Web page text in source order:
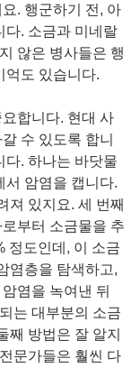
. 행군하기 전, 아
다. 소금과 미네랄
않은 병사들은 행
억도 있습니다.
합니다. 현대 사
수 있도록 합니
다. 하나는 바닷물
서 암염을 캡니다.
져 있지요. 세 번째
로부터 소금물을 추
정도인데, 이 소금
염층을 탐색하고,
염을 녹여낸 뒤
는 대부분의 소금
째 방법은 잘 알지
문가들은 훨씬 다